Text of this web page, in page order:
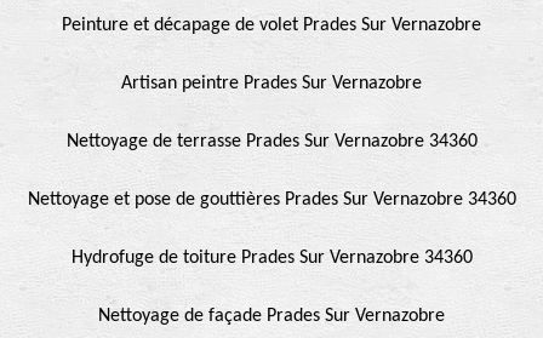
Peinture et décapage de volet Prades Sur Vernazobre
Artisan peintre Prades Sur Vernazobre
Nettoyage de terrasse Prades Sur Vernazobre 34360
Nettoyage et pose de gouttières Prades Sur Vernazobre 34360
Hydrofuge de toiture Prades Sur Vernazobre 34360
Nettoyage de façade Prades Sur Vernazobre